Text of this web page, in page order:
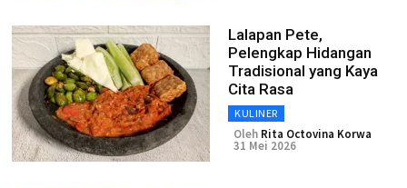
Lalapan Pete,
Pelengkap Hidangan
Tradisional yang Kaya
Cita Rasa
KULINER
Oleh Rita Octovina Korwa
31 Mei 2026